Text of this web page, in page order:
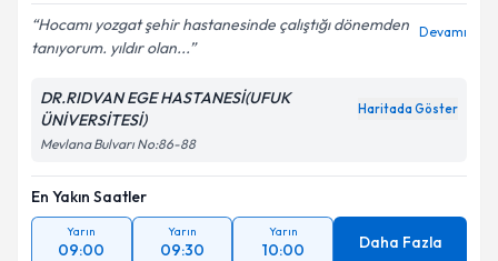
Hocamı yozgat şehir hastanesinde çalıştığı dönemden
tanıyorum. yıldır olan...
Devamı
DR.RIDVAN EGE HASTANESİ(UFUK
ÜNİVERSİTESİ)
Haritada Göster
Mevlana Bulvarı No:86-88
En Yakın Saatler
Yarın
09:00
Yarın
09:30
Yarın
10:00 Daha Fazla